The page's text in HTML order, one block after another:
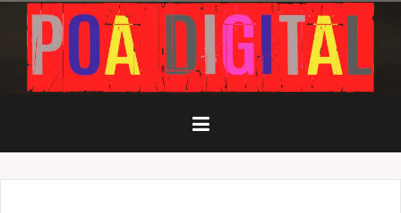
Pular
conteúdo